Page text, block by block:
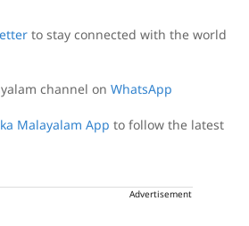
to stay connected with the world
channel on WhatsApp
Malayalam App to follow the latest
Advertisement